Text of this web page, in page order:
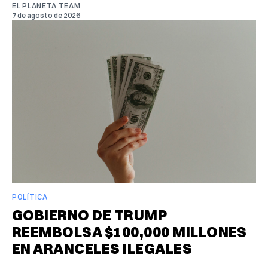
EL PLANETA TEAM
7 de agosto de 2026
POLÍTICA
GOBIERNO DE TRUMP
REEMBOLSA $100,000 MILLONES
EN ARANCELES ILEGALES